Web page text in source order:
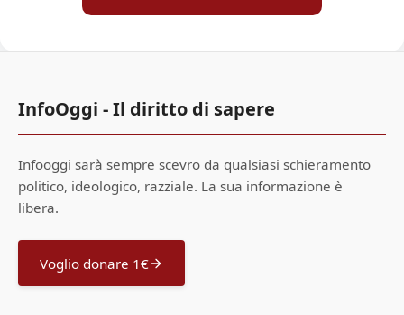
InfoOggi - Il diritto di sapere
Infooggi sarà sempre scevro da qualsiasi schieramento
politico, ideologico, razziale. La sua informazione è
libera.
Voglio donare 1€